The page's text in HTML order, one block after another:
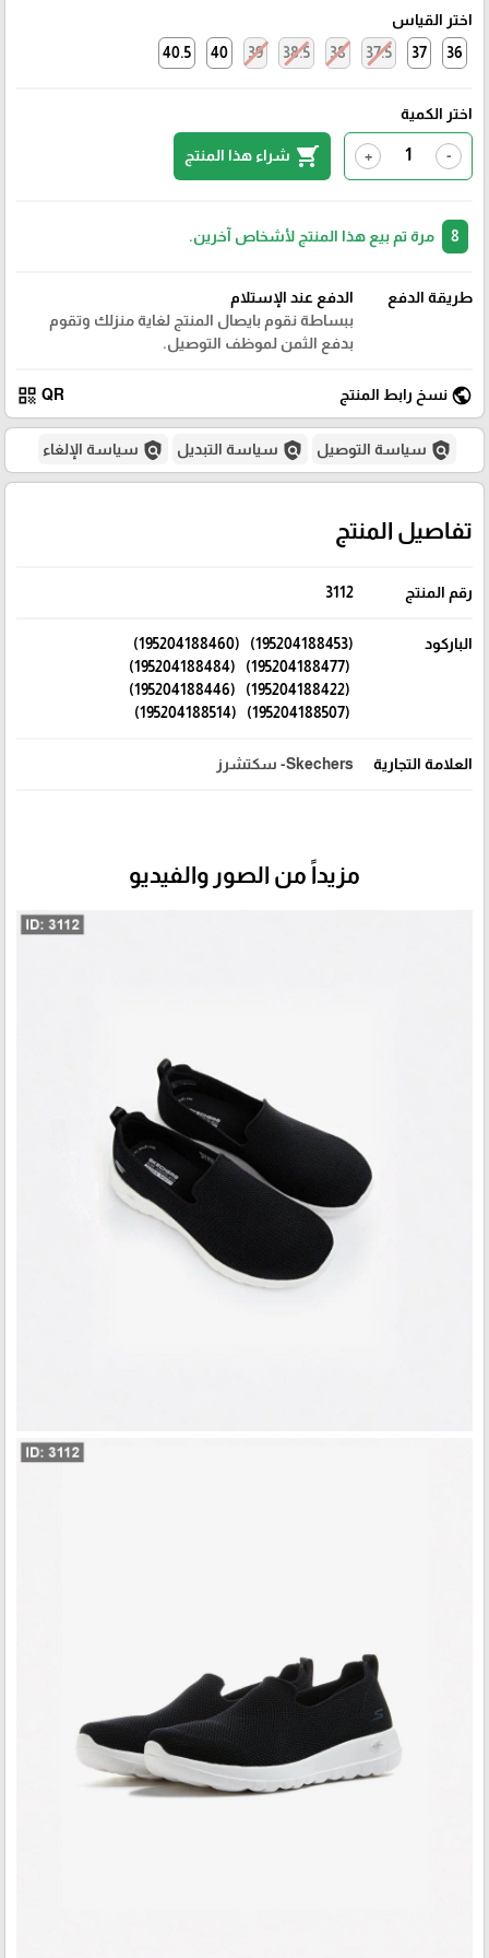
اختر القياس
36
37
37.5
38
38.5
39
40
40.5
اختر الكمية
-
+
shopping_cart شراء هذا المنتج
مرة تم بيع هذا المنتج لأشخاص آخرين.
طريقة الدفع
الدفع عند الإستلام
ببساطة نقوم بايصال المنتج لغاية منزلك وتقوم
بدفع الثمن لموظف التوصيل.
public نسخ رابط المنتج QR
qr_code
policy سياسة التوصيل policy سياسة التبديل policy سياسة الإلغاء
تفاصيل المنتج
رقم المنتج 3112
الباركود
(195204188453) (195204188460)
(195204188477) (195204188484)
(195204188422) (195204188446)
(195204188507) (195204188514)
العلامة التجارية Skechers- سكتشرز
مزيداً من الصور والفيديو